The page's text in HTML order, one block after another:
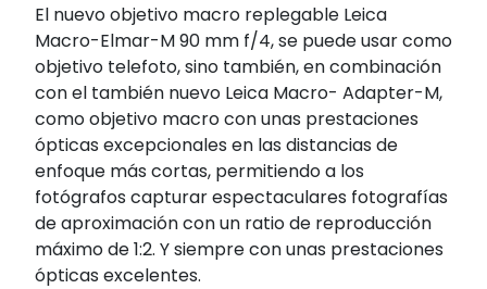
El nuevo objetivo macro replegable Leica
Macro-Elmar-M 90 mm f/4, se puede usar como
objetivo telefoto, sino también, en combinación
con el también nuevo Leica Macro- Adapter-M,
como objetivo macro con unas prestaciones
ópticas excepcionales en las distancias de
enfoque más cortas, permitiendo a los
fotógrafos capturar espectaculares fotografías
de aproximación con un ratio de reproducción
máximo de 1:2. Y siempre con unas prestaciones
ópticas excelentes.